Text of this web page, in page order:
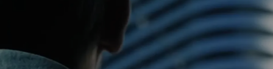
DOCH WANN WARST DU ZULETZT
LEBENDIG?